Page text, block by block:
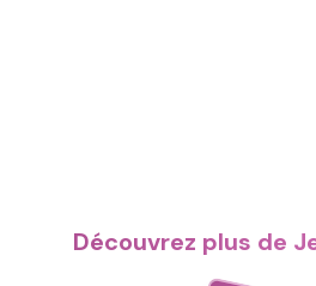
Découvrez plus de